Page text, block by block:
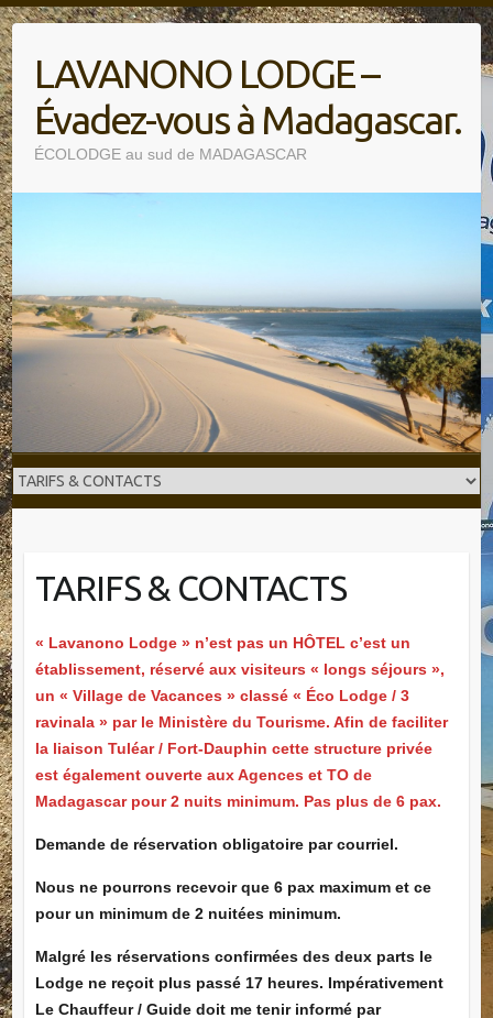
Skip
to
contentLAVANONO LODGE –
Évadez-vous à Madagascar.
ÉCOLODGE au sud de MADAGASCAR
TARIFS & CONTACTS
« Lavanono Lodge » n’est pas un HÔTEL c’est un
établissement, réservé aux visiteurs « longs séjours »,
un « Village de Vacances » classé « Éco Lodge / 3
ravinala » par le Ministère du Tourisme. Afin de faciliter
la liaison Tuléar / Fort-Dauphin cette structure privée
est également ouverte aux Agences et TO de
Madagascar pour 2 nuits minimum. Pas plus de 6 pax.
Demande de réservation obligatoire par courriel.
Nous ne pourrons recevoir que 6 pax maximum et ce
pour un minimum de 2 nuitées minimum.
Malgré les réservations confirmées des deux parts le
Lodge ne reçoit plus passé 17 heures. Impérativement
Le Chauffeur / Guide doit me tenir informé par